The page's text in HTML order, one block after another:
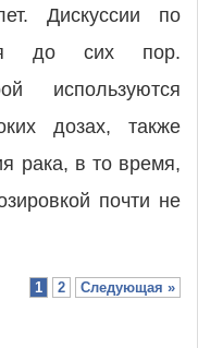
Дискуссии по
до сих пор.
используются
дозах, также
рака, в то время,
почти не
1 2 Следующая »